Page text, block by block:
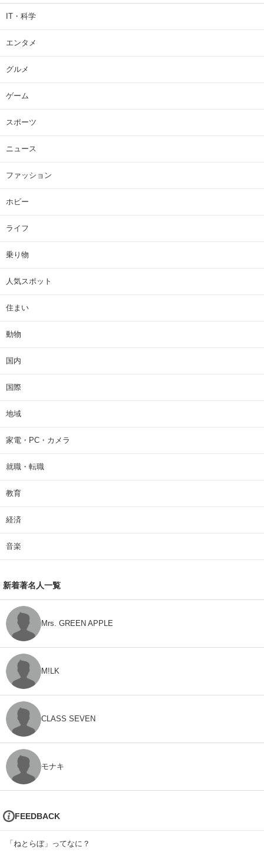
IT・科学
エンタメ
グルメ
ゲーム
スポーツ
ニュース
ファッション
ホビー
ライフ
乗り物
人気スポット
住まい
動物
国内
国際
地域
家電・PC・カメラ
就職・転職
教育
経済
音楽
新着著名人一覧
Mrs. GREEN APPLE
M!LK
CLASS SEVEN
モナキ
FEEDBACK
「ねとらぼ」ってなに？